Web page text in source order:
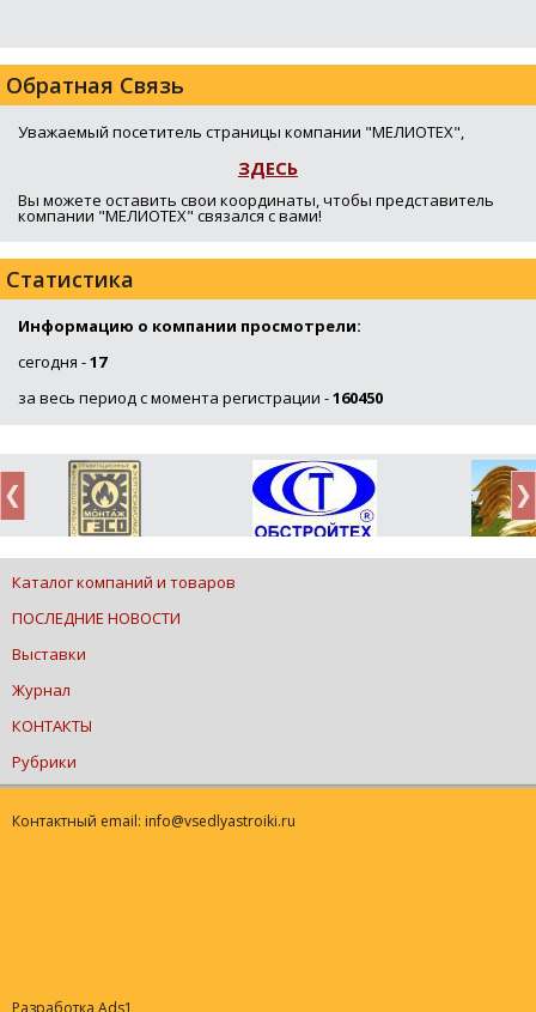
Обратная Связь
Уважаемый посетитель страницы компании "МЕЛИОТЕХ",
ЗДЕСЬ
Вы можете оставить свои координаты, чтобы представитель
компании "МЕЛИОТЕХ" связался с вами!
Статистика
Информацию о компании просмотрели:
сегодня -17
за весь период с момента регистрации -160450
Каталог компаний и товаров
ПОСЛЕДНИЕ НОВОСТИ
Выставки
Журнал
КОНТАКТЫ
Рубрики
Контактный email: info@vsedlyastroiki.ru
Разработка Ads1